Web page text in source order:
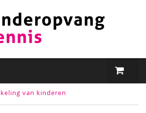
van kinderen